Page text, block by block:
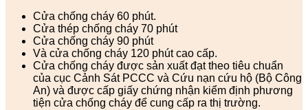
Cửa chống cháy 60 phút.
Cửa thép chống cháy 70 phút
Cửa chống cháy 90 phút
Và cửa chống cháy 120 phút cao cấp.
Cửa chống cháy được sản xuất đạt theo tiêu chuẩn
của cục Cảnh Sát PCCC và Cứu nạn cứu hộ (Bộ Công
An) và được cấp giấy chứng nhận kiểm định phương
tiện cửa chống cháy để cung cấp ra thị trường.